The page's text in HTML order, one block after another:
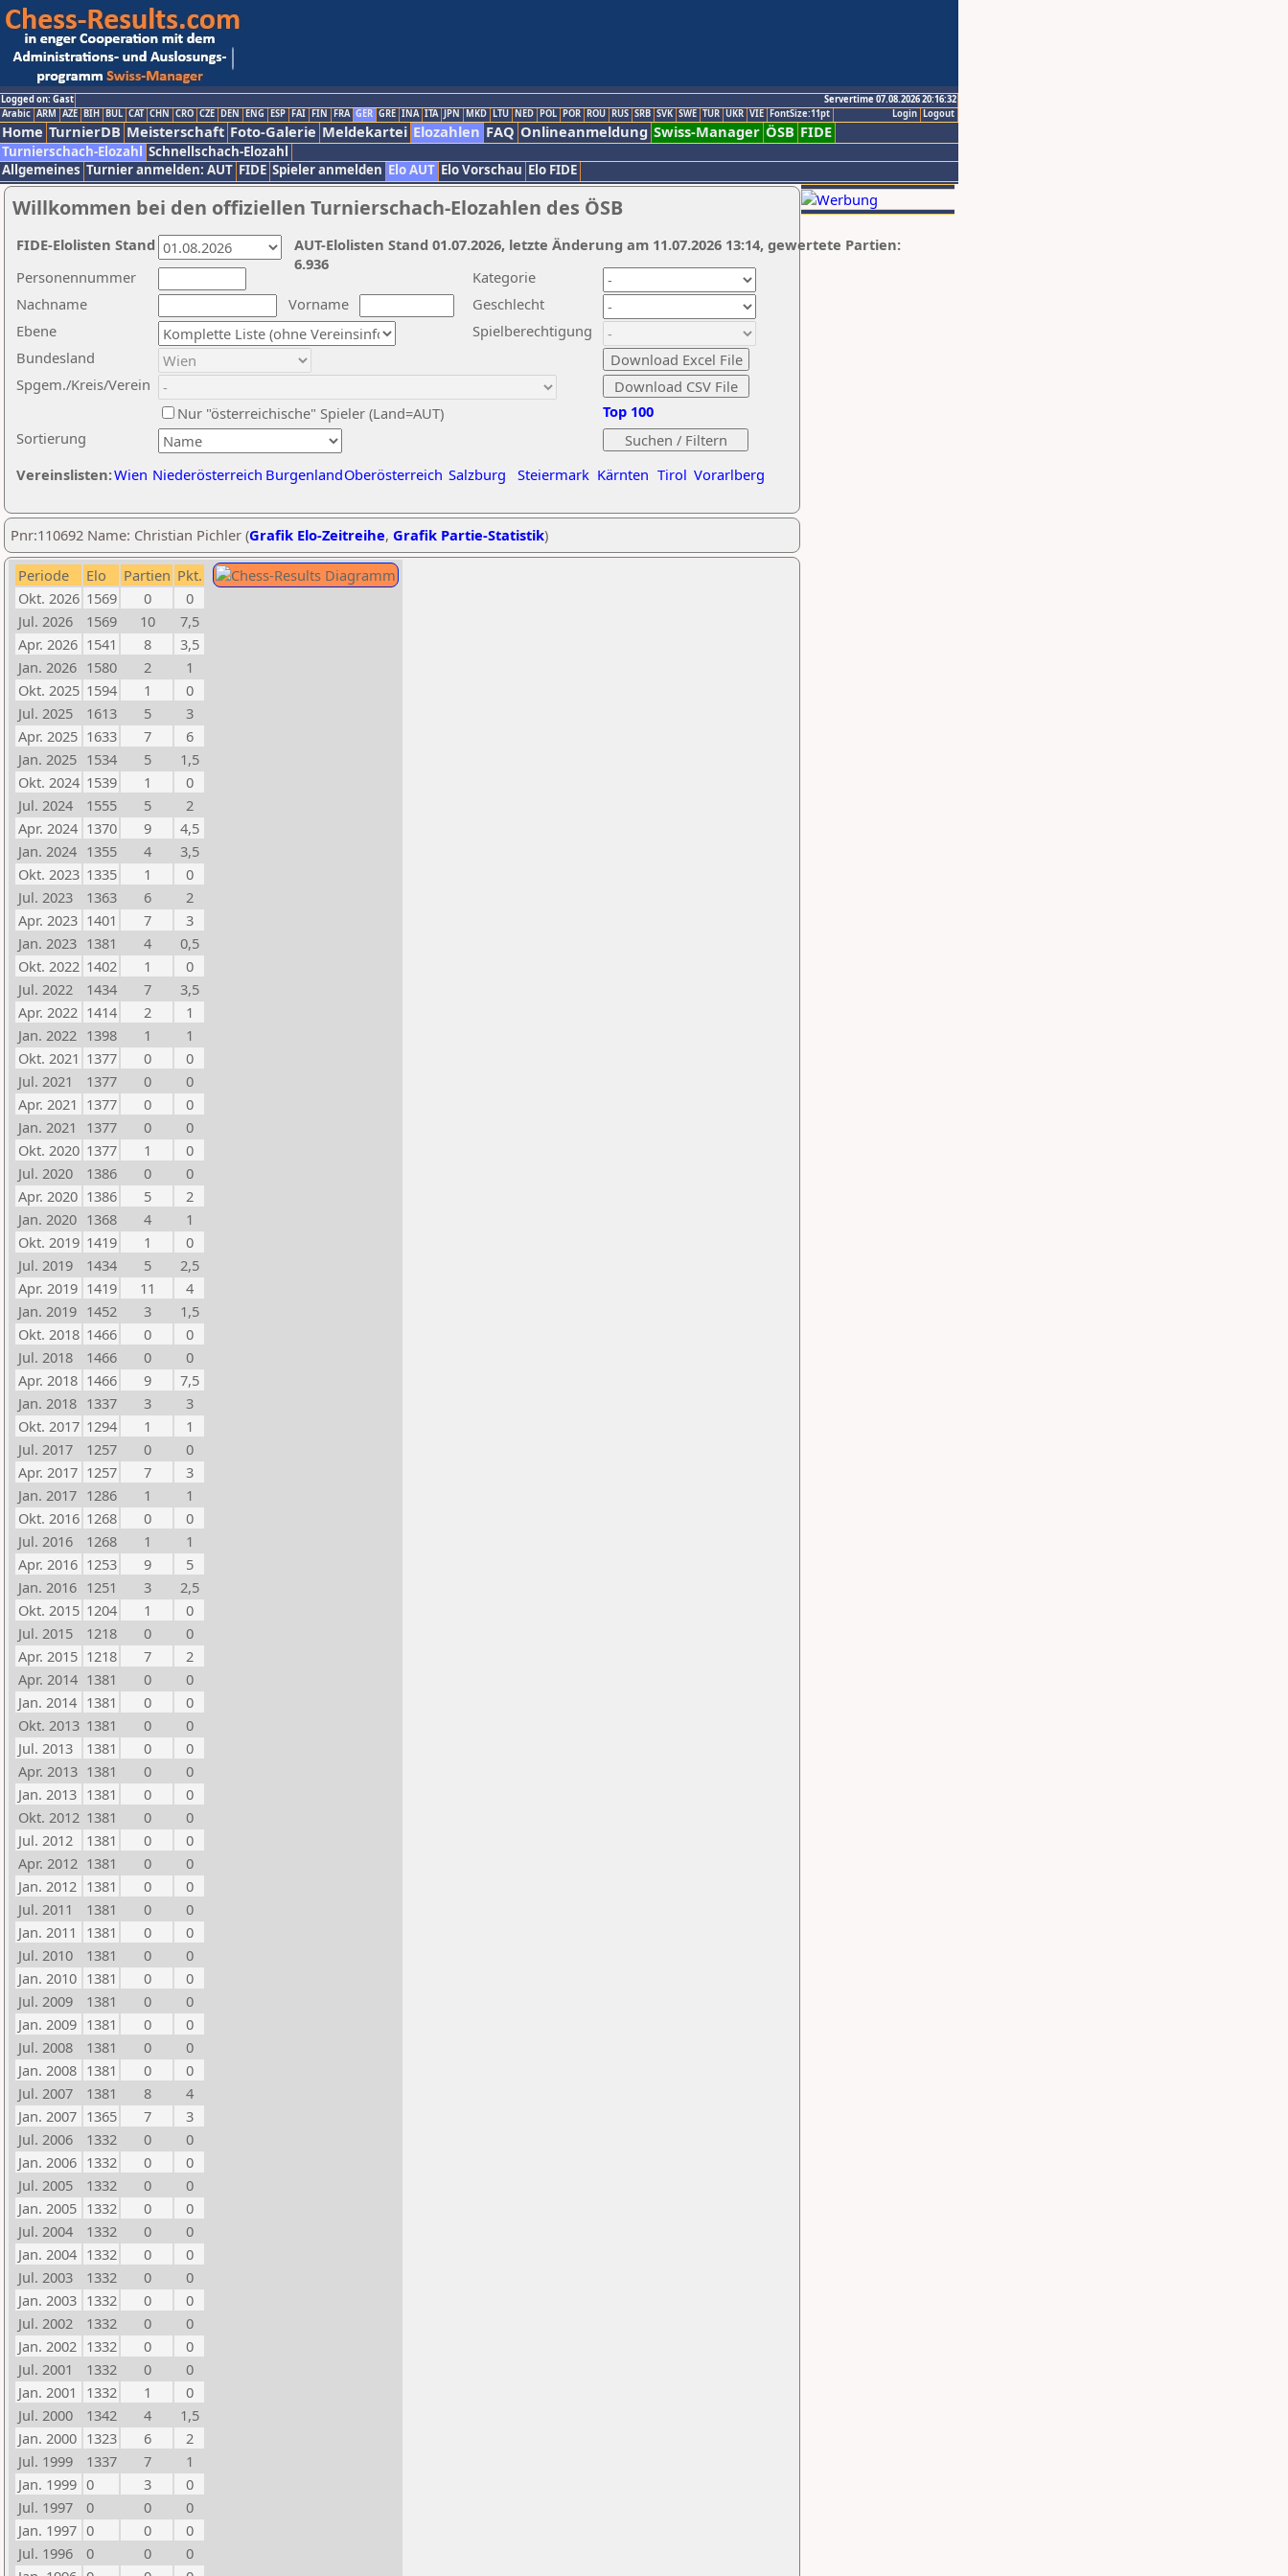
Logged on: Gast
Servertime 07.08.2026 20:16:32
Logout
Login
Arabic ARM AZE BIH BUL CAT CHN CRO CZE DEN ENG ESP FAI FIN FRA GER GRE INA ITA JPN MKD LTU NED POL POR ROU RUS SRB SVK SWE TUR UKR VIE FontSize:11pt
Home TurnierDB Meisterschaft Foto-Galerie Meldekartei Elozahlen FAQ Onlineanmeldung Swiss-Manager ÖSB FIDE
Turnierschach-Elozahl Schnellschach-Elozahl
Allgemeines Turnier anmelden: AUT FIDE Spieler anmelden Elo AUT Elo Vorschau Elo FIDE
Willkommen bei den offiziellen Turnierschach-Elozahlen des ÖSB
Nachname
Vorname
Ebene
Kategorie
Sortierung
Personennummer
Bundesland
Spgem./Kreis/Verein
Geschlecht
Nur "österreichische" Spieler (Land=AUT)
Spielberechtigung
Vereinslisten:Wien Niederösterreich BurgenlandOberösterreich Salzburg Steiermark Kärnten Tirol Vorarlberg
Top 100
AUT-Elolisten Stand 01.07.2026, letzte Änderung am 11.07.2026 13:14, gewertete Partien:
6.936
FIDE-Elolisten Stand
Pnr:110692 Name: Christian Pichler (Grafik Elo-Zeitreihe, Grafik Partie-Statistik)
Periode Elo Partien Pkt.
Okt. 2026 1569 0
0
Jul. 2026
1569 10
7,5
Apr. 2026 1541 8
3,5
Jan. 2026 1580 2
1
Okt. 2025 1594 1
0
Jul. 2025
1613 5
3
Apr. 2025 1633 7
6
Jan. 2025 1534 5
1,5
Okt. 2024 1539 1
0
Jul. 2024
1555 5
2
Apr. 2024 1370 9
4,5
Jan. 2024 1355 4
3,5
Okt. 2023 1335 1
0
Jul. 2023
1363 6
2
Apr. 2023 1401 7
3
Jan. 2023 1381 4
0,5
Okt. 2022 1402 1
0
Jul. 2022
1434 7
3,5
Apr. 2022 1414 2
1
Jan. 2022 1398 1
1
Okt. 2021 1377 0
0
Jul. 2021
1377 0
0
Apr. 2021 1377 0
0
Jan. 2021
1377 0
0
Okt. 2020 1377 1
0
Jul. 2020
1386 0
0
Apr. 2020 1386 5
2
Jan. 2020 1368 4
1
Okt. 2019 1419 1
0
Jul. 2019
1434 5
2,5
Apr. 2019 1419 11
4
Jan. 2019 1452 3
1,5
Okt. 2018 1466 0
0
Jul. 2018
1466 0
0
Apr. 2018 1466 9
7,5
Jan. 2018 1337 3
3
Okt. 2017 1294 1
1
Jul. 2017
1257 0
0
Apr. 2017 1257 7
3
Jan. 2017 1286 1
1
Okt. 2016 1268 0
0
Jul. 2016
1268 1
1
Apr. 2016 1253 9
5
Jan. 2016 1251 3
2,5
Okt. 2015 1204 1
0
Jul. 2015
1218 0
0
Apr. 2015 1218 7
2
Apr. 2014 1381 0
0
Jan. 2014 1381 0
0
Okt. 2013 1381 0
0
Jul. 2013
1381 0
0
Apr. 2013 1381 0
0
Jan. 2013 1381 0
0
Okt. 2012 1381 0
0
Jul. 2012
1381 0
0
Apr. 2012 1381 0
0
Jan. 2012 1381 0
0
Jul. 2011
1381 0
0
Jan. 2011
1381 0
0
Jul. 2010
1381 0
0
Jan. 2010 1381 0
0
Jul. 2009
1381 0
0
Jan. 2009 1381 0
0
Jul. 2008
1381 0
0
Jan. 2008 1381 0
0
Jul. 2007
1381 8
4
Jan. 2007 1365 7
3
Jul. 2006
1332 0
0
Jan. 2006 1332 0
0
Jul. 2005
1332 0
0
Jan. 2005 1332 0
0
Jul. 2004
1332 0
0
Jan. 2004 1332 0
0
Jul. 2003
1332 0
0
Jan. 2003 1332 0
0
Jul. 2002
1332 0
0
Jan. 2002 1332 0
0
Jul. 2001
1332 0
0
Jan. 2001
1332 1
0
Jul. 2000
1342 4
1,5
Jan. 2000 1323 6
2
Jul. 1999
1337 7
1
Jan. 1999 0 3
0
Jul. 1997
0 0
0
Jan. 1997 0 0
0
Jul. 1996
0 0
0